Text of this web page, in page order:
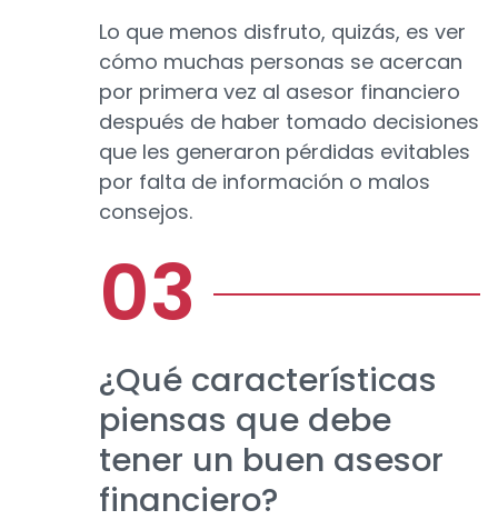
Lo que menos disfruto, quizás, es ver
cómo muchas personas se acercan
por primera vez al asesor financiero
después de haber tomado decisiones
que les generaron pérdidas evitables
por falta de información o malos
consejos.
¿Qué características
piensas que debe
tener un buen asesor
financiero?